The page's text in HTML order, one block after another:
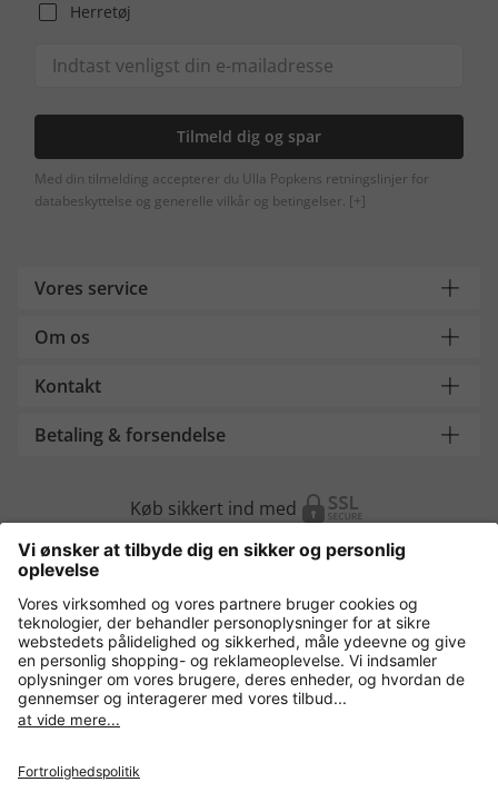
Herretøj
Tilmeld dig og spar
Med din tilmelding accepterer du Ulla Popkens retningslinjer for
databeskyttelse og generelle vilkår og betingelser. [+]
Vores service
Om os
Kontakt
Betaling & forsendelse
Køb sikkert ind med
Flere webshops
Danmark